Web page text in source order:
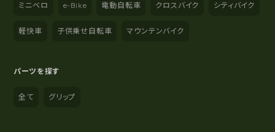
ミニベロ e-Bike 電動自転車 クロスバイク シティバイク
軽快車 子供乗せ自転車 マウンテンバイク
パーツを探す
全て グリップ